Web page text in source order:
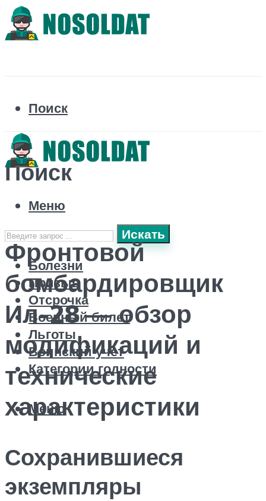
Поиск
Поиск
Искать
Болезни
Призыв
Отсрочка
Военный билет
Льготы
Воинский учет
Категории годности
Меню
Меню
Фронтовой
бомбардировщик
Ил-28 — обзор
модификаций и
технические
характеристики
Сохранившиеся
экземпляры